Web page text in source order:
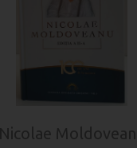
Nicolae